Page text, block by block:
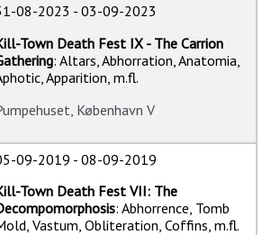
08-2023 -03-09-2023
Town Death Fest IX - The Carrion
: Altars, Abhorration, Anatomia,
Apparition, m.fl.
København V
09-2019 -08-09-2019
Town Death Fest VII: The
: Abhorrence, Tomb
Vastum, Obliteration, Coffins, m.fl.